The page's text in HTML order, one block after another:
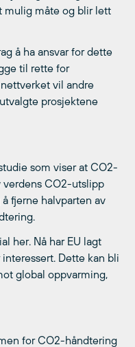
mulig måte og blir lett
å ha ansvar for dette
til rette for
vil andre
prosjektene
som viser at CO2-
verdens CO2-utslipp
fjerne halvparten av
her. Nå har EU lagt
Dette kan bli
global oppvarming,
for CO2-håndtering